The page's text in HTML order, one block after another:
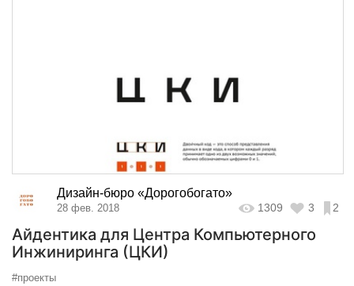
Дизайн-бюро «Дорогобогато»
28 фев. 2018 1309 3 2
Айдентика для Центра Компьютерного
Инжиниринга (ЦКИ)
#проекты